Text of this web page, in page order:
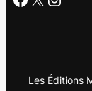
Les Éditions